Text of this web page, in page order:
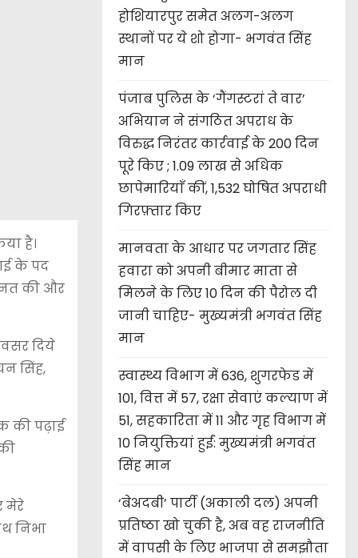
है।
के पद
की और
दिये
सिंह,
की पढ़ाई
मेरे
निभा
होशियारपुर समेत अलग-अलग
स्थानों पर ये शो होगा- भगवंत सिंह
मान
पंजाब पुलिस के ‘गैंगस्टरां ते वार’
अभियान ने संगठित अपराध के
विरुद्ध निरंतर कार्रवाई के 200 दिन
पूरे किए ; 1.09 लाख से अधिक
छापेमारियाँ कीं, 1,532 घोषित अपराधी
गिरफ़्तार किए
मानवता के आधार पर जगतार सिंह
हवारा को अपनी बीमार माता से
मिलने के लिए 10 दिन की पैरोल दी
जानी चाहिए- मुख्यमंत्री भगवंत सिंह
मान
स्वास्थ्य विभाग में 636, शुगरफेड में
101, वित्त में 57, रक्षा सेवाएं कल्याण में
51, सहकारिता में 11 और गृह विभाग में
10 नियुक्तियां हुईं: मुख्यमंत्री भगवंत
सिंह मान
‘बेअदबी’ पार्टी (अकाली दल) अपनी
प्रतिष्ठा खो चुकी है, अब वह राजनीति
में वापसी के लिए भाजपा से समझौता